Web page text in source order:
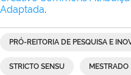
Adaptada.
PRÓ-REITORIA DE PESQUISA E
STRICTO SENSU MESTRADO